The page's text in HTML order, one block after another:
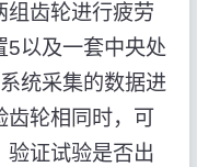
组齿轮进行疲劳
5以及一套中央处
统采集的数据进
轮相同时，可
验证试验是否出